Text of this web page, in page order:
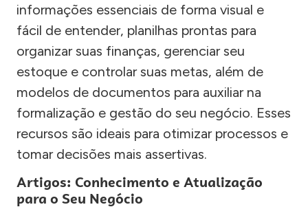
informações essenciais de forma visual e
fácil de entender, planilhas prontas para
organizar suas finanças, gerenciar seu
estoque e controlar suas metas, além de
modelos de documentos para auxiliar na
formalização e gestão do seu negócio. Esses
recursos são ideais para otimizar processos e
tomar decisões mais assertivas.
Artigos: Conhecimento e Atualização
para o Seu Negócio